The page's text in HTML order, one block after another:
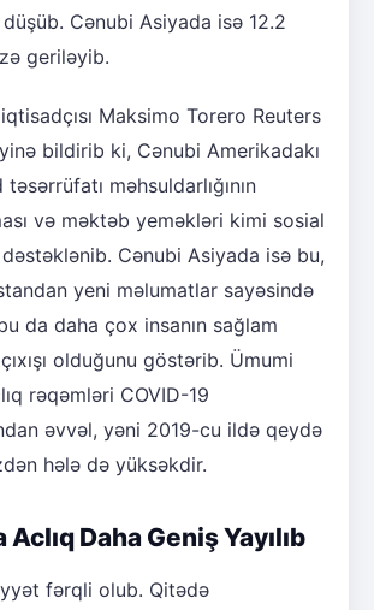
Cənubi Asiyada isə 12.2
geriləyib.
Maksimo Torero Reuters
bildirib ki, Cənubi Amerikadakı
məhsuldarlığının
və məktəb yeməkləri kimi sosial
Cənubi Asiyada isə bu,
yeni məlumatlar sayəsində
da daha çox insanın sağlam
olduğunu göstərib. Ümumi
rəqəmləri COVID-19
əvvəl, yəni 2019-cu ildə qeydə
hələ də yüksəkdir.
Daha Geniş Yayılıb
fərqli olub. Qitədə